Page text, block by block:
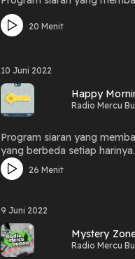
20 Menit
10 Juni 2022
Happy
Radio Mercu
Program siaran yang
yang berbeda setiap harinya.
26 Menit
9 Juni 2022
Mystery
Radio Mercu